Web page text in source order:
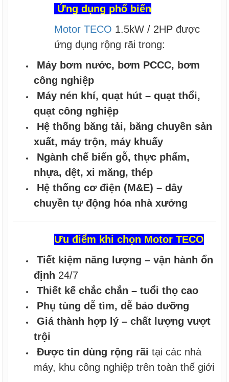
Ứng dụng phổ biến
Motor TECO 1.5kW / 2HP được
ứng dụng rộng rãi trong:
Máy bơm nước, bơm PCCC, bơm
công nghiệp
Máy nén khí, quạt hút – quạt thổi,
quạt công nghiệp
Hệ thống băng tải, băng chuyền sản
xuất, máy trộn, máy khuấy
Ngành chế biến gỗ, thực phẩm,
nhựa, dệt, xi măng, thép
Hệ thống cơ điện (M&E) – dây
chuyền tự động hóa nhà xưởng
Ưu điểm khi chọn Motor TECO
Tiết kiệm năng lượng – vận hành ổn
định 24/7
Thiết kế chắc chắn – tuổi thọ cao
Phụ tùng dễ tìm, dễ bảo dưỡng
Giá thành hợp lý – chất lượng vượt
trội
Được tin dùng rộng rãi tại các nhà
máy, khu công nghiệp trên toàn thế giới